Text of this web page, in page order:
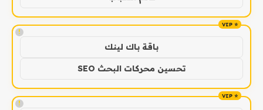
!
باقة باك لينك
تحسين محركات البحث SEO
!